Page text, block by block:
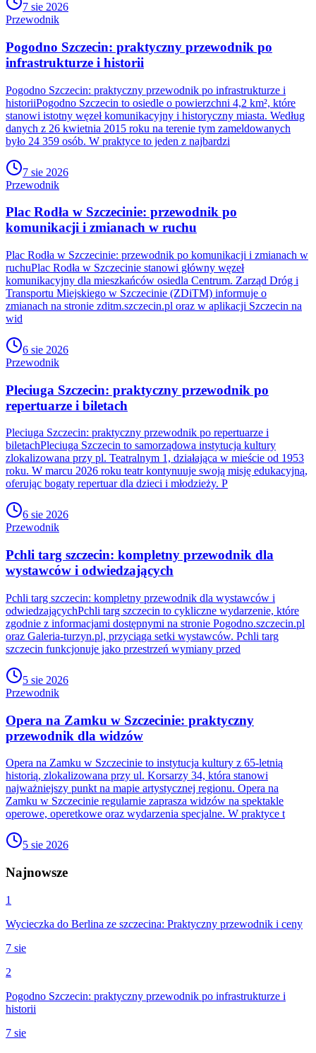
7 sie 2026
Przewodnik
Pogodno Szczecin: praktyczny przewodnik po
infrastrukturze i historii
Pogodno Szczecin: praktyczny przewodnik po infrastrukturze i
historiiPogodno Szczecin to osiedle o powierzchni 4,2 km², które
stanowi istotny węzeł komunikacyjny i historyczny miasta. Według
danych z 26 kwietnia 2015 roku na terenie tym zameldowanych
było 24 359 osób. W praktyce to jeden z najbardzi
7 sie 2026
Przewodnik
Plac Rodła w Szczecinie: przewodnik po
komunikacji i zmianach w ruchu
Plac Rodła w Szczecinie: przewodnik po komunikacji i zmianach w
ruchuPlac Rodła w Szczecinie stanowi główny węzeł
komunikacyjny dla mieszkańców osiedla Centrum. Zarząd Dróg i
Transportu Miejskiego w Szczecinie (ZDiTM) informuje o
zmianach na stronie zditm.szczecin.pl oraz w aplikacji Szczecin na
wid
6 sie 2026
Przewodnik
Pleciuga Szczecin: praktyczny przewodnik po
repertuarze i biletach
Pleciuga Szczecin: praktyczny przewodnik po repertuarze i
biletachPleciuga Szczecin to samorządowa instytucja kultury
zlokalizowana przy pl. Teatralnym 1, działająca w mieście od 1953
roku. W marcu 2026 roku teatr kontynuuje swoją misję edukacyjną,
oferując bogaty repertuar dla dzieci i młodzieży. P
6 sie 2026
Przewodnik
Pchli targ szczecin: kompletny przewodnik dla
wystawców i odwiedzających
Pchli targ szczecin: kompletny przewodnik dla wystawców i
odwiedzającychPchli targ szczecin to cykliczne wydarzenie, które
zgodnie z informacjami dostępnymi na stronie Pogodno.szczecin.pl
oraz Galeria-turzyn.pl, przyciąga setki wystawców. Pchli targ
szczecin funkcjonuje jako przestrzeń wymiany przed
5 sie 2026
Przewodnik
Opera na Zamku w Szczecinie: praktyczny
przewodnik dla widzów
Opera na Zamku w Szczecinie to instytucja kultury z 65-letnią
historią, zlokalizowana przy ul. Korsarzy 34, która stanowi
najważniejszy punkt na mapie artystycznej regionu. Opera na
Zamku w Szczecinie regularnie zaprasza widzów na spektakle
operowe, operetkowe oraz wydarzenia specjalne. W praktyce t
5 sie 2026
Najnowsze
1
Wycieczka do Berlina ze szczecina: Praktyczny przewodnik i ceny
7 sie
2
Pogodno Szczecin: praktyczny przewodnik po infrastrukturze i
historii
7 sie